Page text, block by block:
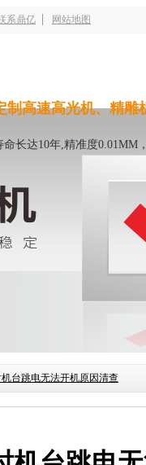
系鼎亿 网站地图
制高速高光机、精雕
命长达10年,精准度0.01MM
台跳电无法开机原因清查